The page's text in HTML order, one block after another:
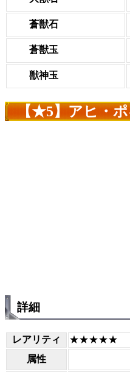
蒼獣石
蒼獣玉
獣神玉
【★5】アヒ・ポ
詳細
レアリティ
★★★★★
属性